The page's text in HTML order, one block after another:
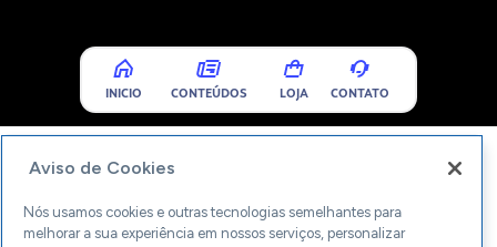
INICIO CONTEÚDOS LOJA CONTATO
Aviso de Cookies
Nós usamos cookies e outras tecnologias semelhantes para
melhorar a sua experiência em nossos serviços, personalizar